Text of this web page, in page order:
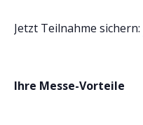
Jetzt Teilnahme sichern:
Ihre Messe-Vorteile